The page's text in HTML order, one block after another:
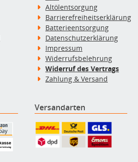
Altölentsorgung
Barrierefreiheitserklärung
Batterieentsorgung
Datenschutzerklärung
Impressum
Widerrufsbelehrung
Widerruf des Vertrags
Zahlung & Versand
Versandarten